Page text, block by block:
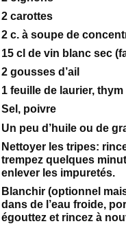
2 carottes
2 c. à soupe de
15 cl de vin blanc sec
2 gousses d’ail
1 feuille de laurier, thym
Sel, poivre
Un peu d’huile ou de
Nettoyer les tripes:
trempez quelques
enlever les impuretés.
Blanchir (optionnel
dans de l’eau froide,
égouttez et rincez à